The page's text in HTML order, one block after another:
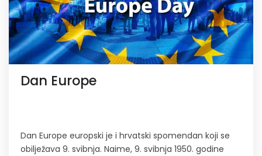
Dan Europe
Dan Europe europski je i hrvatski spomendan koji se
obilježava 9. svibnja. Naime, 9. svibnja 1950. godine